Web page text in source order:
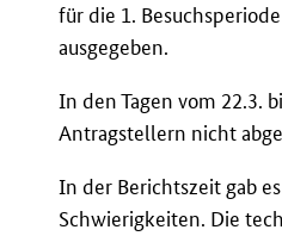
für die 1.
ausgegeben.
In den Tagen vom 22.3.
Antragstellern nicht
In der Berichtszeit gab
Schwierigkeiten. Die